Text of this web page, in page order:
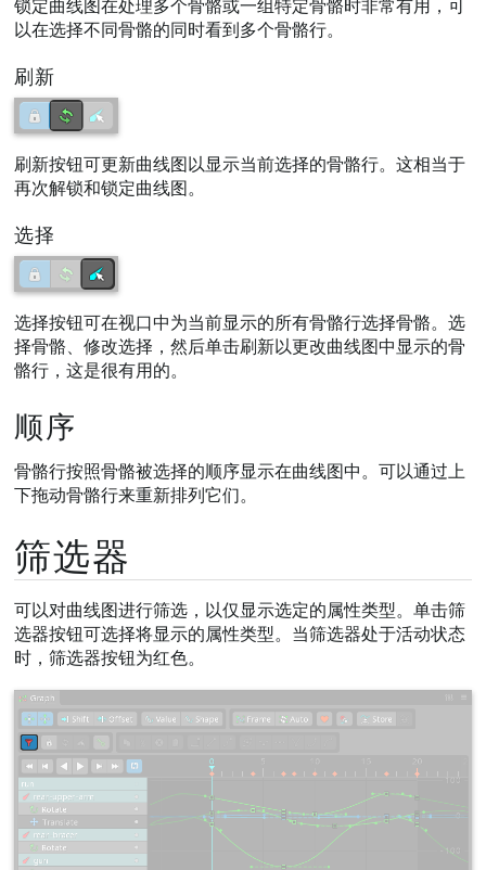
锁定曲线图在处理多个骨骼或一组特定骨骼时非常有用，可
以在选择不同骨骼的同时看到多个骨骼行。
刷新
刷新按钮可更新曲线图以显示当前选择的骨骼行。这相当于
再次解锁和锁定曲线图。
选择
选择按钮可在视口中为当前显示的所有骨骼行选择骨骼。选
择骨骼、修改选择，然后单击刷新以更改曲线图中显示的骨
骼行，这是很有用的。
顺序
骨骼行按照骨骼被选择的顺序显示在曲线图中。可以通过上
下拖动骨骼行来重新排列它们。
筛选器
可以对曲线图进行筛选，以仅显示选定的属性类型。单击筛
选器按钮可选择将显示的属性类型。当筛选器处于活动状态
时，筛选器按钮为红色。